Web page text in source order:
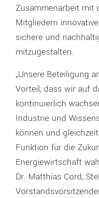
Zusammenarbeit mit
Mitgliedern
sichere und
mitzugestalten.
„Unsere Beteiligung
Vorteil, dass wir auf
kontinuierlich
Industrie und
können und
Funktion für die
Energiewirtschaft
Dr. Matthias Cord,